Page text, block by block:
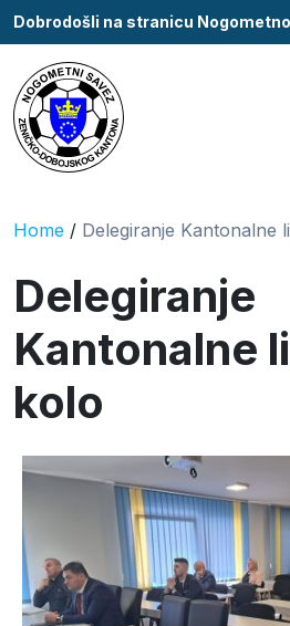
Dobrodošli na stranicu
Home / Delegiranje Kantonalne
Delegiranje
Kantonalne
kolo